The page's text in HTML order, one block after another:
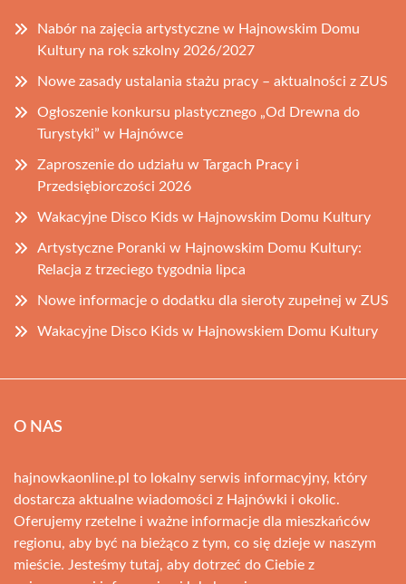
Nabór na zajęcia artystyczne w Hajnowskim Domu
Kultury na rok szkolny 2026/2027
Nowe zasady ustalania stażu pracy – aktualności z ZUS
Ogłoszenie konkursu plastycznego „Od Drewna do
Turystyki” w Hajnówce
Zaproszenie do udziału w Targach Pracy i
Przedsiębiorczości 2026
Wakacyjne Disco Kids w Hajnowskim Domu Kultury
Artystyczne Poranki w Hajnowskim Domu Kultury:
Relacja z trzeciego tygodnia lipca
Nowe informacje o dodatku dla sieroty zupełnej w ZUS
Wakacyjne Disco Kids w Hajnowskiem Domu Kultury
O NAS
hajnowkaonline.pl to lokalny serwis informacyjny, który
dostarcza aktualne wiadomości z Hajnówki i okolic.
Oferujemy rzetelne i ważne informacje dla mieszkańców
regionu, aby być na bieżąco z tym, co się dzieje w naszym
mieście. Jesteśmy tutaj, aby dotrzeć do Ciebie z